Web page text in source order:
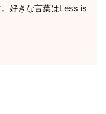
好きな言葉はLess is